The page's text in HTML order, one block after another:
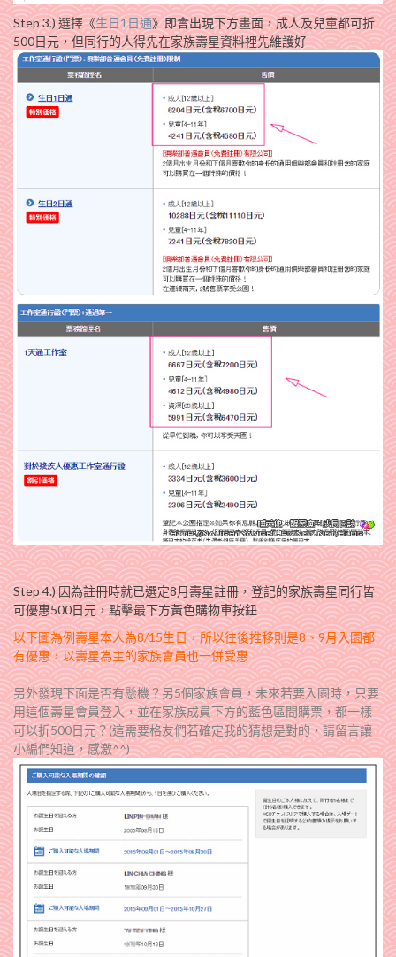
Step 3.) 選擇《生日1日通》即會出現下方畫面，成人及兒童都可折
500日元，但同行的人得先在家族壽星資料裡先維護好
Step 4.) 因為註冊時就已選定8月壽星註冊，登記的家族壽星同行皆
可優惠500日元，點擊最下方黃色購物車按鈕
以下圖為例壽星本人為8/15生日，所以往後推移則是8、9月入園都
有優惠，以壽星為主的家族會員也一併受惠
另外發現下面是否有懸機？另5個家族會員，未來若要入園時，只要
用這個壽星會員登入，並在家族成員下方的藍色區間購票，都一樣
可以折500日元？(這需要格友們若確定我的猜想是對的，請留言讓
小編們知道，感激^^)